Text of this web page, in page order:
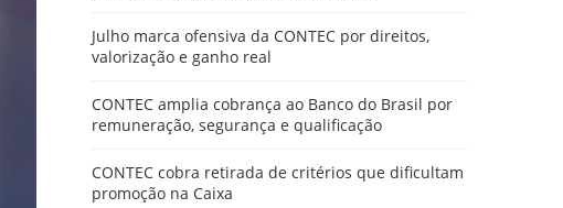
Julho marca ofensiva da CONTEC por direitos,
valorização e ganho real
CONTEC amplia cobrança ao Banco do Brasil por
remuneração, segurança e qualificação
CONTEC cobra retirada de critérios que dificultam
promoção na Caixa